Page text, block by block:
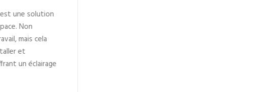
une solution
Non
mais cela
et
un éclairage